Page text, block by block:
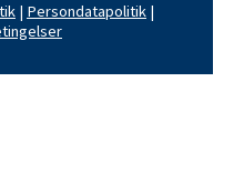
| Persondatapolitik |